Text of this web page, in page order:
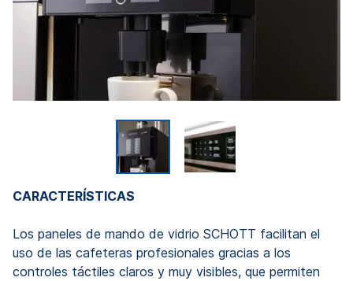
CARACTERÍSTICAS
Los paneles de mando de vidrio SCHOTT facilitan el
uso de las cafeteras profesionales gracias a los
controles táctiles claros y muy visibles, que permiten